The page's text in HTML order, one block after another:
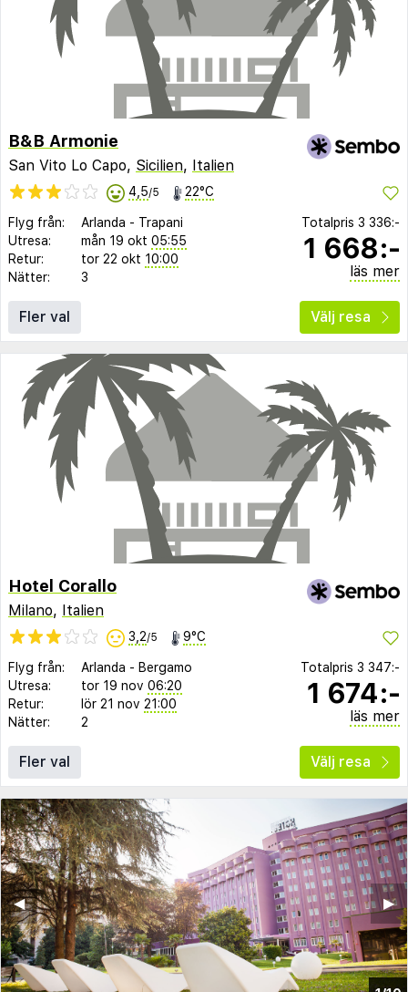
B&B Armonie
San Vito Lo Capo, Sicilien, Italien
4,5/5 22°C
Flyg från: Arlanda - Trapani
Utresa:
mån 19 okt 05:55
Retur:
tor 22 okt 10:00
Nätter:
3
Totalpris 3 336:-
1 668:-
läs mer
Fler val Välj resa
Hotel Corallo
Milano, Italien
3,2/5 9°C
Flyg från: Arlanda - Bergamo
Utresa:
tor 19 nov 06:20
Retur:
lör 21 nov 21:00
Nätter:
2
Totalpris 3 347:-
1 674:-
läs mer
Fler val Välj resa
▶︎
◀︎